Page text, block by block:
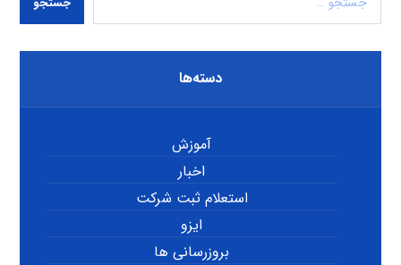
دسته‌ها
آموزش
اخبار
استعلام ثبت شرکت
ایزو
بروزرسانی ها